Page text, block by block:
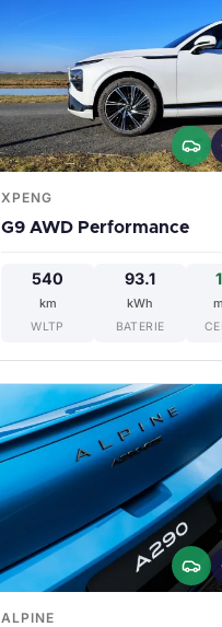
XPENG
G9 AWD Performance
540
km
WLTP
93.1
kWh
BATERIE
ALPINE